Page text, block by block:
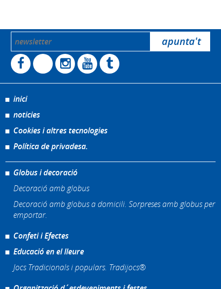
inici
noticies
Cookies i altres tecnologies
Política de privadesa.
Globus i decoració
Decoració amb globus
Decoració amb globus a domicili. Sorpreses amb globus per
emportar.
Confeti i Efectes
Educació en el lleure
Jocs Tradicionals i populars. Tradijocs®